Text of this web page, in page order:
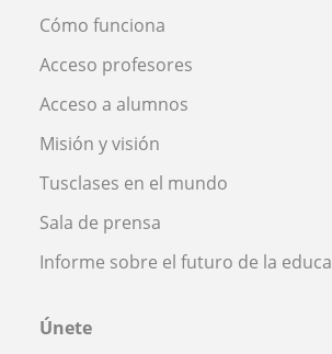
Cómo funciona
Acceso profesores
Acceso a alumnos
Misión y visión
Tusclases en el mundo
Sala de prensa
Informe sobre el futuro de la
Únete